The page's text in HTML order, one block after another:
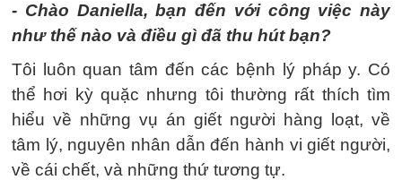
- Chào Daniella, bạn đến với công việc này
như thế nào và điều gì đã thu hút bạn?
Tôi luôn quan tâm đến các bệnh lý pháp y. Có
thể hơi kỳ quặc nhưng tôi thường rất thích tìm
hiểu về những vụ án giết người hàng loạt, về
tâm lý, nguyên nhân dẫn đến hành vi giết người,
về cái chết, và những thứ tương tự.